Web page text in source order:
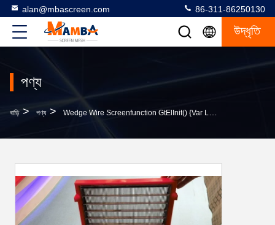
alan@mbascreen.com 86-311-86250130
উদ্ধৃতি
পণ্য
বাড়ি > পণ্য > Wedge Wire Screenfunction GtElInit() {var Lib = New Google.translate.TranslateService();lib.translat